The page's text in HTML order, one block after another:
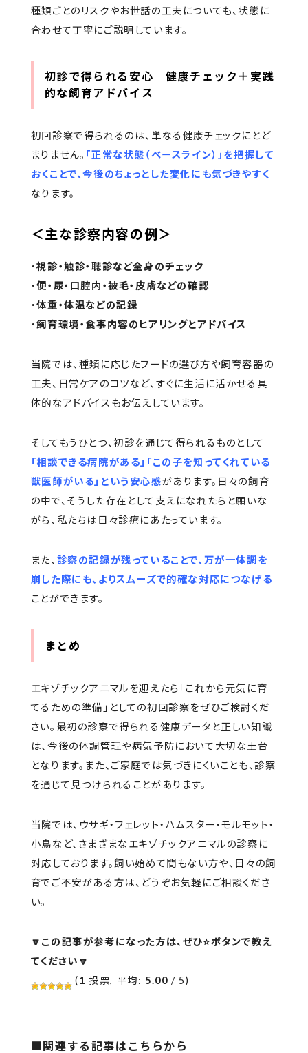
種類ごとのリスクやお世話の工夫についても、状態に
合わせて丁寧にご説明しています。
初診で得られる安心｜健康チェック＋実践
的な飼育アドバイス
初回診察で得られるのは、単なる健康チェックにとど
まりません。 「正常な状態（ベースライン）」を把握して
おくことで、今後のちょっとした変化にも気づきやすく
なります。
＜主な診察内容の例＞
・視診・触診・聴診など全身のチェック
・便・尿・口腔内・被毛・皮膚などの確認
・体重・体温などの記録
・飼育環境・食事内容のヒアリングとアドバイス
当院では、種類に応じたフードの選び方や飼育容器の
工夫、日常ケアのコツなど、すぐに生活に活かせる具
体的なアドバイスもお伝えしています。
そしてもうひとつ、初診を通じて得られるものとして
「相談できる病院がある」「この子を知ってくれている
獣医師がいる」という安心感があります。日々の飼育
の中で、そうした存在として支えになれたらと願いな
がら、私たちは日々診療にあたっています。
また、 診察の記録が残っていることで、万が一体調を
崩した際にも、よりスムーズで的確な対応につなげる
ことができます。
まとめ
エキゾチックアニマルを迎えたら「これから元気に育
てるための準備」としての初回診察をぜひご検討くだ
さい。最初の診察で得られる健康データと正しい知識
は、今後の体調管理や病気予防において大切な土台
となります。また、ご家庭では気づきにくいことも、診察
を通じて見つけられることがあります。
当院では、ウサギ・フェレット・ハムスター・モルモット・
小鳥など、さまざまなエキゾチックアニマルの診察に
対応しております。飼い始めて間もない方や、日々の飼
育でご不安がある方は、どうぞお気軽にご相談くださ
い。
🔽この記事が参考になった方は、ぜひ⭐️ボタンで教え
てください🔽
(1 投票, 平均: 5.00 / 5)
■関連する記事はこちらから